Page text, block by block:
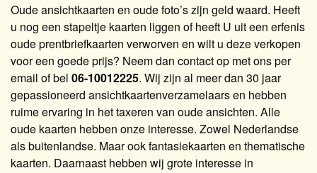
Oude ansichtkaarten en oude foto’s zijn geld waard. Heeft
u nog een stapeltje kaarten liggen of heeft U uit een erfenis
oude prentbriefkaarten verworven en wilt u deze verkopen
voor een goede prijs? Neem dan contact op met ons per
email of bel 06-10012225. Wij zijn al meer dan 30 jaar
gepassioneerd ansichtkaartenverzamelaars en hebben
ruime ervaring in het taxeren van oude ansichten. Alle
oude kaarten hebben onze interesse. Zowel Nederlandse
als buitenlandse. Maar ook fantasiekaarten en thematische
kaarten. Daarnaast hebben wij grote interesse in